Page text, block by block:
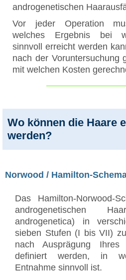
androgenetischen
Vor jeder Operation
welches Ergebnis bei
sinnvoll erreicht werden
nach der Voruntersuchung
mit welchen Kosten
Wo können die Haare
werden?
Norwood / Hamilton-
Das Hamilton-Norwood-
androgenetischen
androgenetica) in
sieben Stufen (I bis VII)
nach Ausprägung Ihres
definiert werden, in
Entnahme sinnvoll ist.